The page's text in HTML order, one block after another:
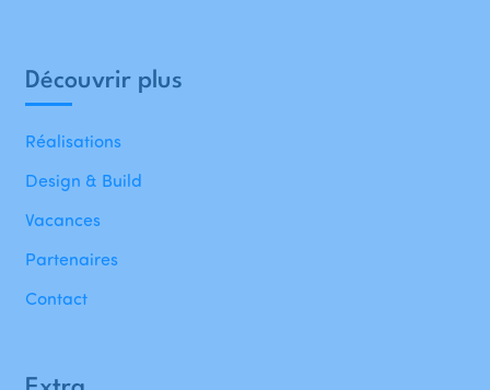
Découvrir plus
Réalisations
Design & Build
Vacances
Partenaires
Contact